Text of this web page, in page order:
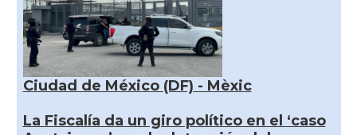
Ciudad de México (DF) - Mèxic
La Fiscalía da un giro político en el ‘caso